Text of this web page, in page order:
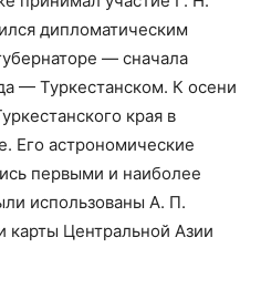
дипломатическим
— сначала
— Туркестанском. К осени
края в
Его астрономические
первыми и наиболее
использованы А. П.
карты Центральной Азии